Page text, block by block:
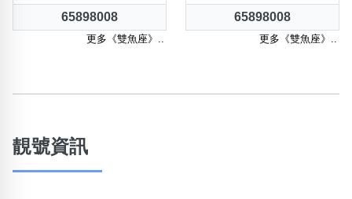
65898008
更多《雙魚座》..
65898008
更多《雙魚座》..
靚號資訊